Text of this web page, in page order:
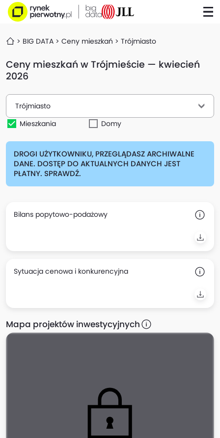
BIG DATA Ceny mieszkań Trójmiasto
Ceny mieszkań w Trójmieście — kwiecień
2026
Mieszkania Domy
Trójmiasto
DROGI UŻYTKOWNIKU, PRZEGLĄDASZ ARCHIWALNE
DANE. DOSTĘP DO AKTUALNYCH DANYCH JEST
PŁATNY. SPRAWDŹ.
Bilans popytowo-podażowy
Sytuacja cenowa i konkurencyjna
Mapa projektów inwestycyjnych